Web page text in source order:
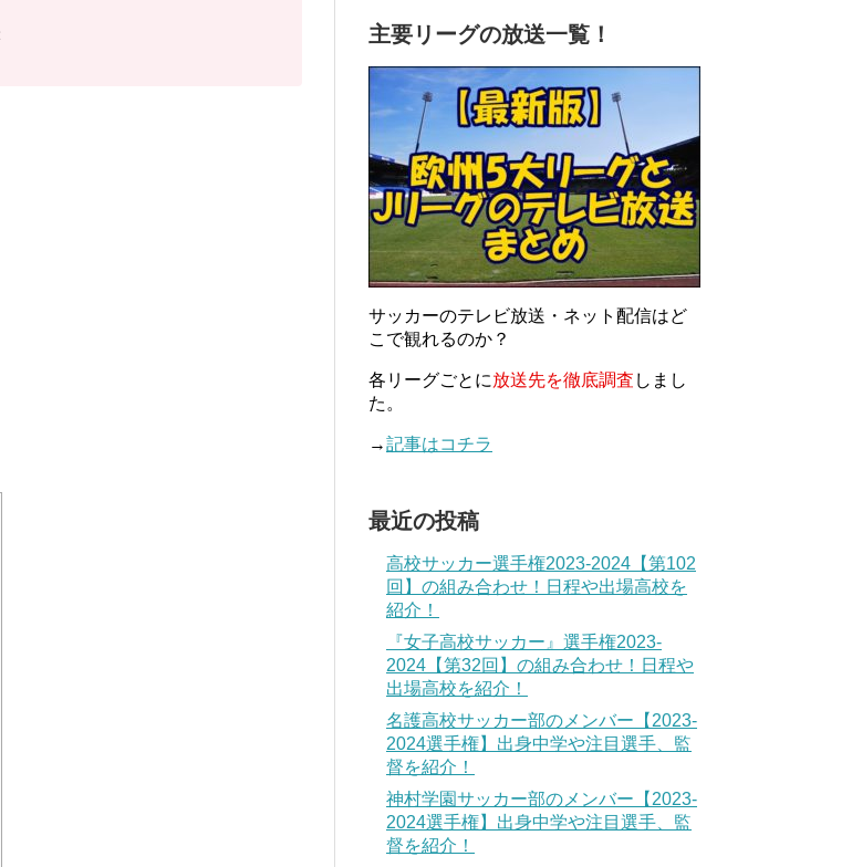
主要リーグの放送一覧！
サッカーのテレビ放送・ネット配信はど
こで観れるのか？
各リーグごとに放送先を徹底調査 しまし
た。
→記事はコチラ
最近の投稿
高校サッカー選手権2023-2024【第102
回】の組み合わせ！日程や出場高校を
紹介！
『女子高校サッカー』選手権2023-
2024【第32回】の組み合わせ！日程や
出場高校を紹介！
名護高校サッカー部のメンバー【2023-
2024選手権】出身中学や注目選手、監
督を紹介！
神村学園サッカー部のメンバー【2023-
2024選手権】出身中学や注目選手、監
督を紹介！